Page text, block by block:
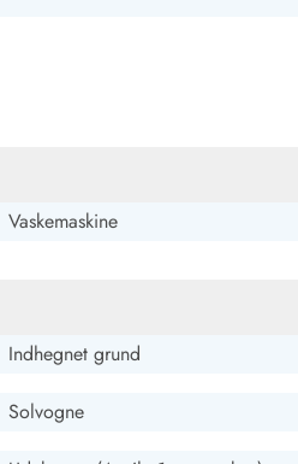
Vaskemaskine
Indhegnet grund
Solvogne